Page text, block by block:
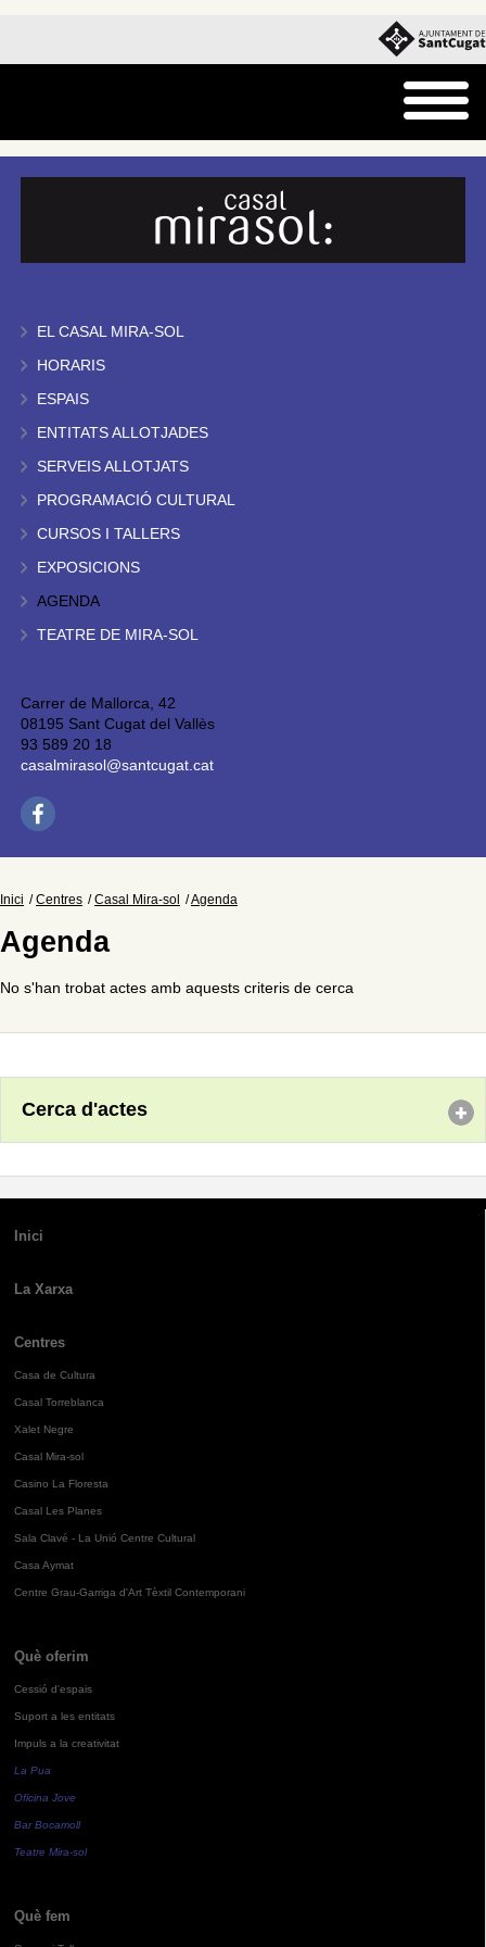
EL CASAL MIRA-SOL
HORARIS
ESPAIS
ENTITATS ALLOTJADES
SERVEIS ALLOTJATS
PROGRAMACIÓ CULTURAL
CURSOS I TALLERS
EXPOSICIONS
AGENDA
TEATRE DE MIRA-SOL
Carrer de Mallorca, 42
08195 Sant Cugat del Vallès
93 589 20 18
casalmirasol@santcugat.cat
Inici Centres Casal Mira-sol Agenda
Agenda
No s'han trobat actes amb aquests criteris de cerca
Cerca d'actes
Inici
La Xarxa
Centres
Casa de Cultura
Casal Torreblanca
Xalet Negre
Casal Mira-sol
Casino La Floresta
Casal Les Planes
Sala Clavé - La Unió Centre Cultural
Casa Aymat
Centre Grau-Garriga d'Art Tèxtil Contemporani
Què oferim
Cessió d'espais
Suport a les entitats
Impuls a la creativitat
La Pua
Oficina Jove
Bar Bocamoll
Teatre Mira-sol
Què fem